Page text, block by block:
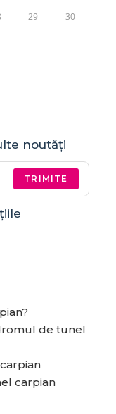
29 30
noutăți
TRIMITE
de tunel
carpian